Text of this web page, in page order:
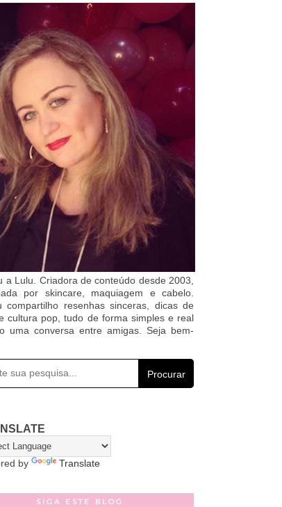
a Lulu. Criadora de conteúdo desde 2003,
por skincare, maquiagem e cabelo.
compartilho resenhas sinceras, dicas de
cultura pop, tudo de forma simples e real
uma conversa entre amigas. Seja bem-
Procurar
by Translate
SIGA ESTE BLOG